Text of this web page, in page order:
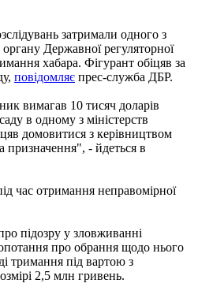
затримали одного з
органу Державної регуляторної
хабара. Фігурант обіцяв за
повідомляє прес-служба ДБР.
вимагав 10 тисяч доларів
в одному з міністерств
домовитися з керівництвом
призначення", - йдеться в
час отримання неправомірної
підозру у зловживанні
про обрання щодо нього
тримання під вартою з
2,5 млн гривень.